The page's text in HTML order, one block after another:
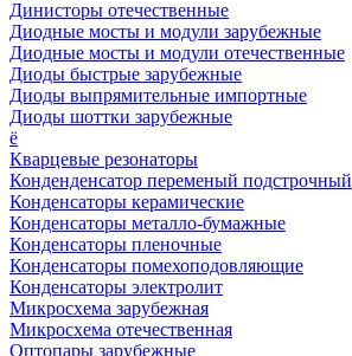
Динисторы отечественные
Диодные мосты и модули зарубежные
Диодные мосты и модули отечественные
Диоды быстрые зарубежные
Диоды выпрямительные импортные
Диоды шоттки зарубежные
ё
Кварцевые резонаторы
Конденденсатор переменый подстрочный
Конденсаторы керамические
Конденсаторы металло-бумажные
Конденсаторы пленочные
Конденсаторы помехоподовляющие
Конденсаторы электролит
Микросхема зарубежная
Микросхема отечественная
Оптопары зарубежные